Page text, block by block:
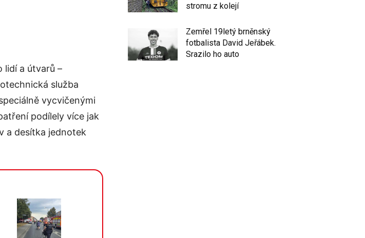
lidí a útvarů –
služba
vycvičenými
podílely více jak
a desítka jednotek
stromu z kolejí
Zemřel 19letý brněnský
fotbalista David Jeřábek.
Srazilo ho auto